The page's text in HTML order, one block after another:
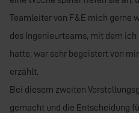
Teamleiter von F&E mich gerne
des Ingenieurteams, mit dem
hatte, war sehr begeistert von
erzählt.
Bei diesem zweiten
gemacht und die Entscheidung